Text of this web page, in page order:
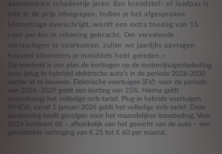
aantoonbare schadevrije jaren. Een brandstof- of laadpas is
niet in de prijs inbegrepen. Indien je het afgesproken
kilometrage overschrijdt, wordt een extra toeslag van 15
cent per km in rekening gebracht. Om vervelende
verrassingen te voorkomen, zullen we jaarlijks opvragen
hoeveel kilometers je inmiddels hebt gereden.>
De overheid is van plan de kortingen op de motorrijtuigenbelasting
voor (plug-in hybride) elektrische auto’s in de periode 2026-2030
verder af te bouwen. Elektrische voertuigen (EV): voor de periode
van 2026–2029 geldt een korting van 25%. Hierna geldt
(vooralsnog) het volledige mrb-tarief. Plug-in hybride voertuigen
(PHEV): vanaf 1 januari 2026 geldt het volledige mrb-tarief. Deze
aanpassing heeft gevolgen voor het maandelijkse leasebedrag. Voor
2026 betekent dit – afhankelijk van het gewicht van de auto – een
gemiddelde verhoging van € 25 tot € 60 per maand.